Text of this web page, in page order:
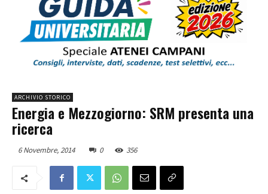
ARCHIVIO STORICO
Energia e Mezzogiorno: SRM presenta una
ricerca
6 Novembre, 2014 0 356